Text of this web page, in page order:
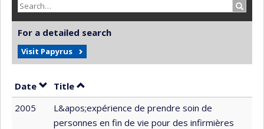
For a detailed search
Visit Papyrus
Date Sort by date in ascending order
Title Sort by title in ascending order
2005
L&apos;expérience de prendre soin de
personnes en fin de vie pour des infirmières